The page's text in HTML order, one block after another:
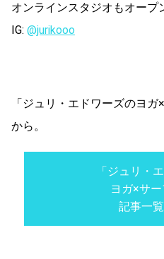
オンラインスタジオもオープ
IG: @jurikooo
「ジュリ・エドワーズのヨ
から。
「ジュリ・
ヨガ×サー
記事一